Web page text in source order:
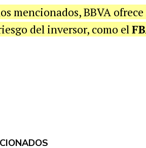
mencionados, BBVA
del inversor, como el